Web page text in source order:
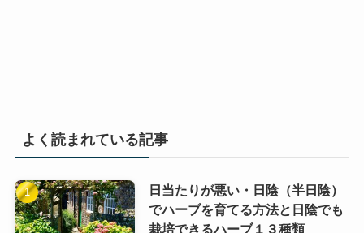
よく読まれている記事
日当たりが悪い・日陰（半日陰）
でハーブを育てる方法と日陰でも
栽培できるハーブ１３種類